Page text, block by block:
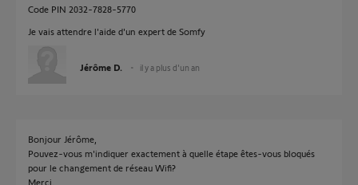
Code PIN 2032-7828-5770
Je vais attendre l'aide d'un expert de Somfy
Jérôme D. il y a plus d'un an
Bonjour Jérôme,
Pouvez-vous m'indiquer exactement à quelle étape êtes-vous bloqués
pour le changement de réseau Wifi?
Merci,